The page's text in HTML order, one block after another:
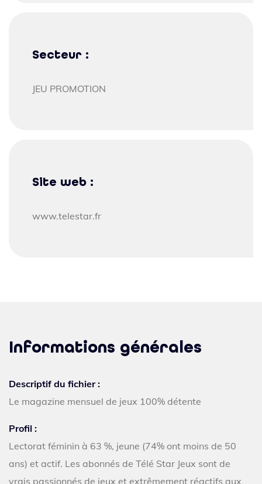
Secteur :
JEU PROMOTION
Site web :
www.telestar.fr
Informations générales
Descriptif du fichier :
Le magazine mensuel de jeux 100% détente
Profil :
Lectorat féminin à 63 %, jeune (74% ont moins de 50
ans) et actif. Les abonnés de Télé Star Jeux sont de
vrais passionnés de jeux et extrêmement réactifs aux